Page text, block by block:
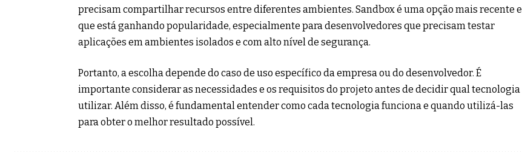
precisam compartilhar recursos entre diferentes ambientes. Sandbox é uma opção mais recente e
que está ganhando popularidade, especialmente para desenvolvedores que precisam testar
aplicações em ambientes isolados e com alto nível de segurança.
Portanto, a escolha depende do caso de uso específico da empresa ou do desenvolvedor. É
importante considerar as necessidades e os requisitos do projeto antes de decidir qual tecnologia
utilizar. Além disso, é fundamental entender como cada tecnologia funciona e quando utilizá-las
para obter o melhor resultado possível.